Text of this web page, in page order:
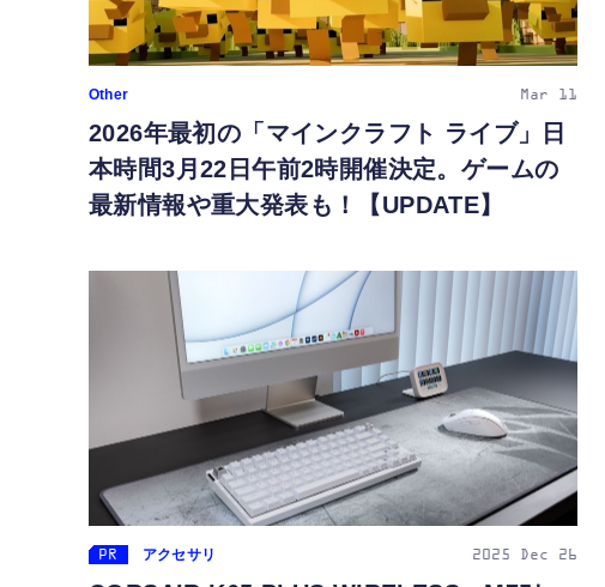
Other Mar 11
2026年最初の「マインクラフト ライブ」日
本時間3月22日午前2時開催決定。ゲームの
最新情報や重大発表も！【UPDATE】
アクセサリ 2025 Dec 26